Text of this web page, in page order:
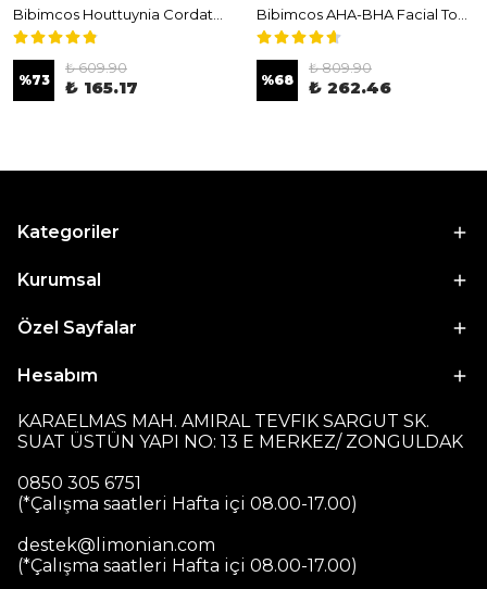
%73
₺ 609.90
₺ 165.17 %68
₺ 809.90
₺ 262.46
Kategoriler
Kurumsal
Özel Sayfalar
Hesabım
KARAELMAS MAH. AMIRAL TEVFIK SARGUT SK.
SUAT ÜSTÜN YAPI NO: 13 E MERKEZ/ ZONGULDAK
0850 305 6751
(*Çalışma saatleri Hafta içi 08.00-17.00)
destek@limonian.com
(*Çalışma saatleri Hafta içi 08.00-17.00)